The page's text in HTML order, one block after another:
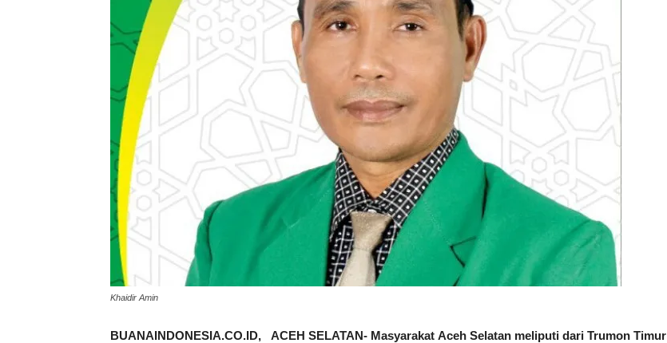
Khaidir Amin
BUANAINDONESIA.CO.ID, ACEH SELATAN- Masyarakat Aceh Selatan meliputi dari Trumon Timur